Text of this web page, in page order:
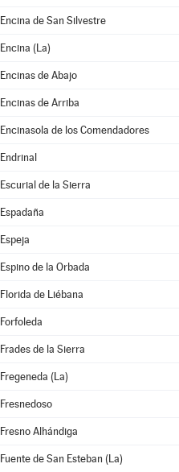
Encina de San Silvestre
Encina (La)
Encinas de Abajo
Encinas de Arriba
Encinasola de los Comendadores
Endrinal
Escurial de la Sierra
Espadaña
Espeja
Espino de la Orbada
Florida de Liébana
Forfoleda
Frades de la Sierra
Fregeneda (La)
Fresnedoso
Fresno Alhándiga
Fuente de San Esteban (La)